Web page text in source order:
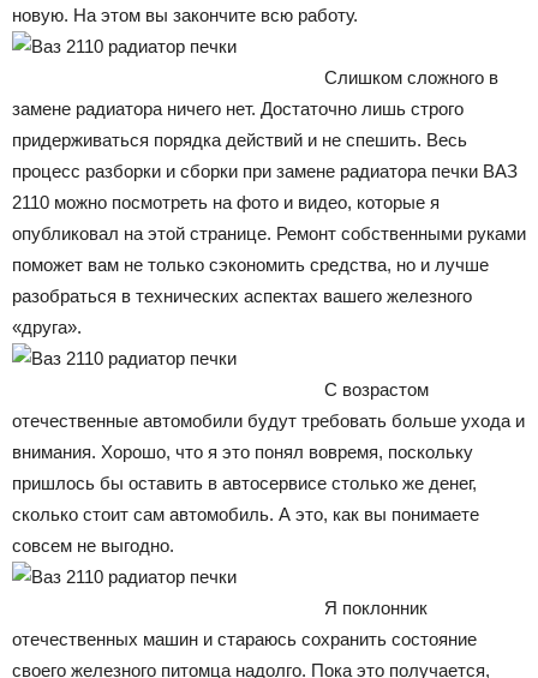
новую. На этом вы закончите всю работу.
Слишком сложного в
замене радиатора ничего нет. Достаточно лишь строго
придерживаться порядка действий и не спешить. Весь
процесс разборки и сборки при замене радиатора печки ВАЗ
2110 можно посмотреть на фото и видео, которые я
опубликовал на этой странице. Ремонт собственными руками
поможет вам не только сэкономить средства, но и лучше
разобраться в технических аспектах вашего железного
«друга».
С возрастом
отечественные автомобили будут требовать больше ухода и
внимания. Хорошо, что я это понял вовремя, поскольку
пришлось бы оставить в автосервисе столько же денег,
сколько стоит сам автомобиль. А это, как вы понимаете
совсем не выгодно.
Я поклонник
отечественных машин и стараюсь сохранить состояние
своего железного питомца надолго. Пока это получается,